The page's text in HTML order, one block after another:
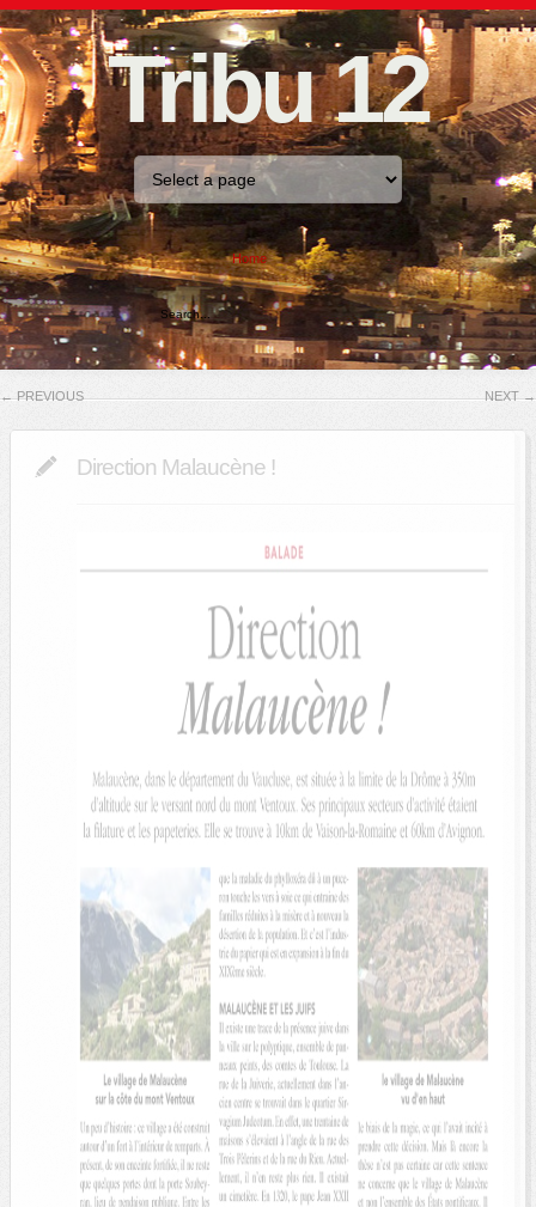
Tribu 12
Home
← PREVIOUS NEXT →
Direction Malaucène !